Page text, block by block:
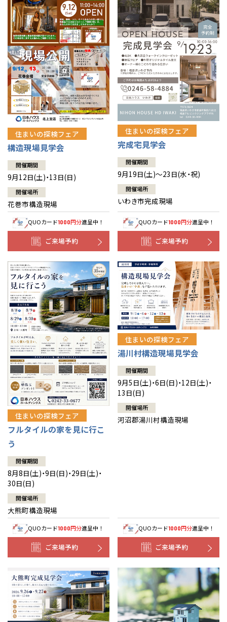
住まいの探検フェア
構造現場見学会
開催期間
9月12日(土)・13日(日)
開催場所
花巻市構造現場
QUOカード1000円分進呈中！
ご来場予約
住まいの探検フェア
完成宅見学会
開催期間
9月19日(土)～23日(水・祝)
開催場所
いわき市完成現場
QUOカード1000円分進呈中！
ご来場予約
住まいの探検フェア
フルタイルの家を見に行こ
う
開催期間
8月8日(土)・9日(日)・29日(土)・
30日(日)
開催場所
大熊町構造現場
QUOカード1000円分進呈中！
ご来場予約
住まいの探検フェア
湯川村構造現場見学会
開催期間
9月5日(土)・6日(日)・12日(土)・
13日(日)
開催場所
河沼郡湯川村構造現場
QUOカード1000円分進呈中！
ご来場予約